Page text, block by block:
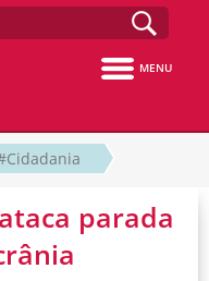
MENU
parada